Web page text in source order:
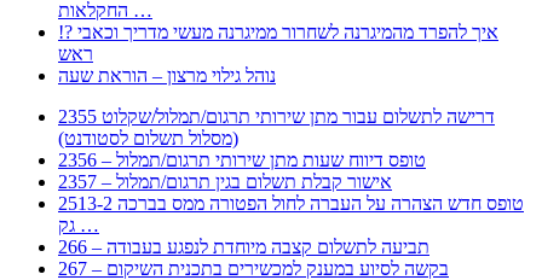
החקלאות …
!? איך להפרד מהמיגרנה לשחרור ממיגרנה מעשי מדריך וכאבי
ראש
נוהל גילוי מרצון – הוראת שעה
2355 דרישה לתשלום עבור מתן שירותי תרגום/תמלול/שקלוט
(מסלול תשלום לסטודנט)
2356 – טופס דיווח שעות מתן שירותי תרגום/תמלול
2357 – אישור קבלת תשלום בגין תרגום/תמלול
2513-2 טופס חדש הצהרה על העברה לחול הפטורה ממס בברכה
גק …
266 – תביעה לתשלום קצבה מיוחדת לנפגע בעבודה
267 – בקשה לסיוע במענק למכשירים בתכנית השיקום